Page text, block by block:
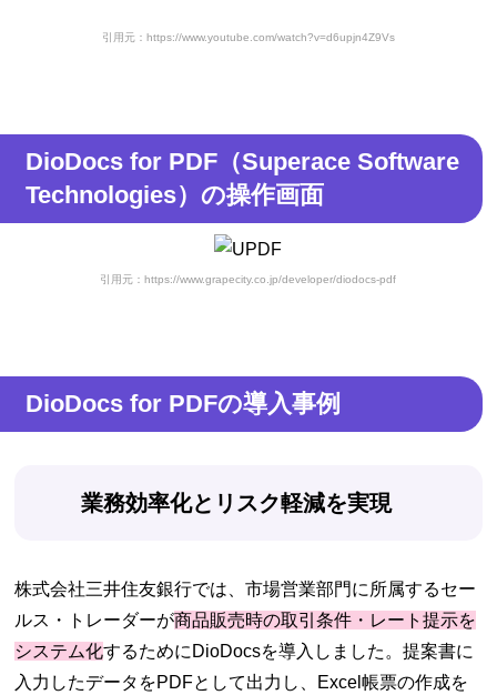
引用元：https://www.youtube.com/watch?v=d6upjn4Z9Vs
DioDocs for PDF（Superace Software
Technologies）の操作画面
引用元：https://www.grapecity.co.jp/developer/diodocs-pdf
DioDocs for PDFの導入事例
業務効率化とリスク軽減を実現
株式会社三井住友銀行では、市場営業部門に所属するセー
ルス・トレーダーが商品販売時の取引条件・レート提示を
システム化するためにDioDocsを導入しました。提案書に
入力したデータをPDFとして出力し、Excel帳票の作成を